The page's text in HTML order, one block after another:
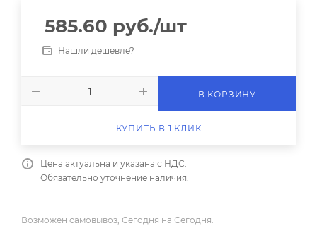
585.60 руб./шт
Нашли дешевле?
В КОРЗИНУ
КУПИТЬ В 1 КЛИК
Цена актуальна и указана с НДС.
Обязательно уточнение наличия.
Возможен самовывоз, Сегодня на Сегодня.